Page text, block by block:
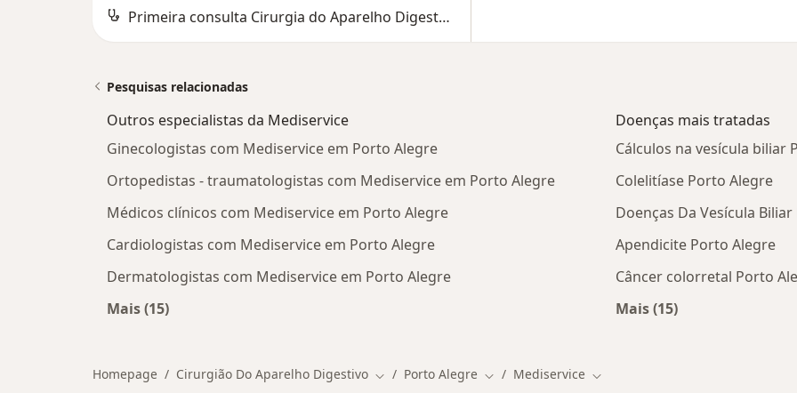
Primeira consulta Cirurgia do Aparelho Digestivo
Pesquisas relacionadas
Outros especialistas da Mediservice
Ginecologistas com Mediservice em Porto Alegre
Ortopedistas - traumatologistas com Mediservice em Porto Alegre
Médicos clínicos com Mediservice em Porto Alegre
Cardiologistas com Mediservice em Porto Alegre
Dermatologistas com Mediservice em Porto Alegre
Mais (15)
Doenças mais tratadas
Cálculos na vesícula biliar
Colelitíase Porto Alegre
Doenças Da Vesícula
Apendicite Porto Alegre
Câncer colorretal Porto
Mais (15)
Homepage Cirurgião Do Aparelho Digestivo Mudar de cidade
Porto Alegre Mudar de cidade
Mediservice Mudar de cidade